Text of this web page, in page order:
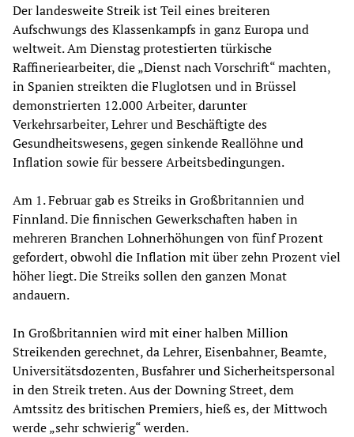
Der landesweite Streik ist Teil eines breiteren
Aufschwungs des Klassenkampfs in ganz Europa und
weltweit. Am Dienstag protestierten türkische
Raffineriearbeiter, die „Dienst nach Vorschrift“ machten,
in Spanien streikten die Fluglotsen und in Brüssel
demonstrierten 12.000 Arbeiter, darunter
Verkehrsarbeiter, Lehrer und Beschäftigte des
Gesundheitswesens, gegen sinkende Reallöhne und
Inflation sowie für bessere Arbeitsbedingungen.
Am 1. Februar gab es Streiks in Großbritannien und
Finnland. Die finnischen Gewerkschaften haben in
mehreren Branchen Lohnerhöhungen von fünf Prozent
gefordert, obwohl die Inflation mit über zehn Prozent viel
höher liegt. Die Streiks sollen den ganzen Monat
andauern.
In Großbritannien wird mit einer halben Million
Streikenden gerechnet, da Lehrer, Eisenbahner, Beamte,
Universitätsdozenten, Busfahrer und Sicherheitspersonal
in den Streik treten. Aus der Downing Street, dem
Amtssitz des britischen Premiers, hieß es, der Mittwoch
werde „sehr schwierig“ werden.